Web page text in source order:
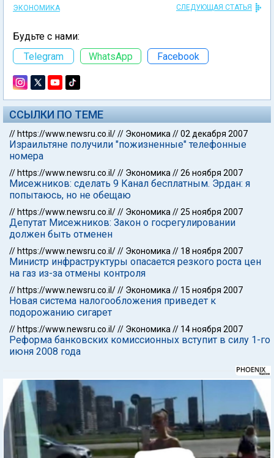
ЭКОНОМИКА СЛЕДУЮЩАЯ СТАТЬЯ
Будьте с нами:
Telegram
WhatsApp Facebook
ССЫЛКИ ПО ТЕМЕ
// https://www.newsru.co.il/// Экономика //02 декабря 2007
Израильтяне получили "пожизненные" телефонные
номера
// https://www.newsru.co.il/// Экономика //26 ноября 2007
Мисежников: сделать 9 Канал бесплатным. Эрдан: я
попытаюсь, но не обещаю
// https://www.newsru.co.il/// Экономика //25 ноября 2007
Депутат Мисежников: Закон о госрегулировании
должен быть отменен
// https://www.newsru.co.il/// Экономика // 18 ноября 2007
Министр инфраструктуры опасается резкого роста цен
на газ из-за отмены контроля
// https://www.newsru.co.il/// Экономика // 15 ноября 2007
Новая система налогообложения приведет к
подорожанию сигарет
// https://www.newsru.co.il/// Экономика // 14 ноября 2007
Реформа банковских комиссионных вступит в силу 1-го
июня 2008 года